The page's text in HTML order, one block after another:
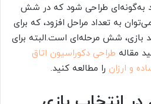
به‌گونه‌ای طراحی شود که در شش
به تعداد مراحل افزود، که برای
بازی، شش مرحله‌ای است.البته برای
مقاله طراحی دکوراسیون اتاق
و ارزان را مطالعه کنید.